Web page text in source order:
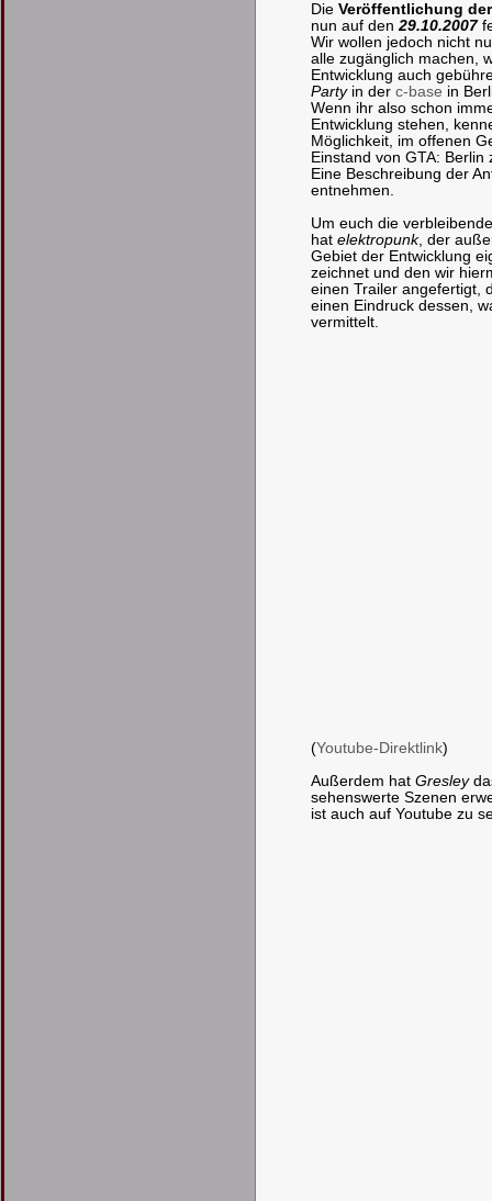
Die Veröffentlichung
nun auf den29.10.2007
Wir wollen jedoch nicht
alle zugänglich machen,
Entwicklung auch
Partyin der c-base in
Wenn ihr also schon
Entwicklung stehen,
Möglichkeit, im offenen
Einstand von GTA: Berlin
Eine Beschreibung der
entnehmen.
Um euch die
hat elektropunk, der
Gebiet der Entwicklung
zeichnet und den wir
einen Trailer angefertigt,
einen Eindruck dessen,
vermittelt.
(Youtube-Direktlink)
Außerdem hat Gresley
sehenswerte Szenen
ist auch auf Youtube zu